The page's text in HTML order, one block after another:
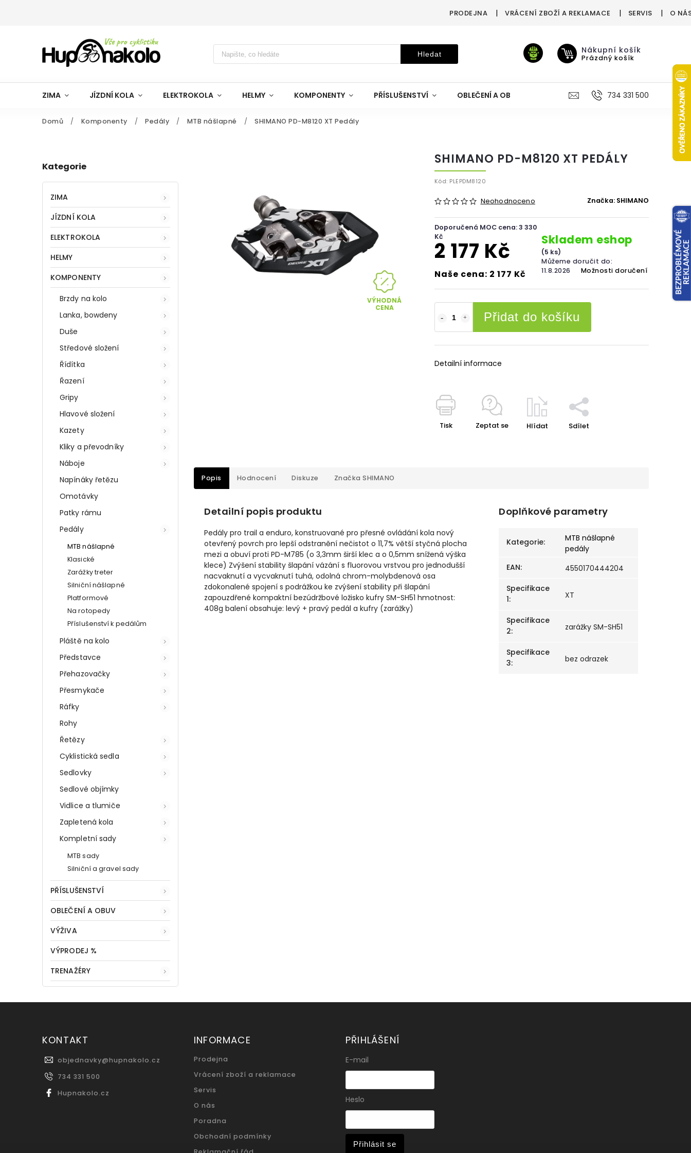
PRODEJNA VRÁCENÍ ZBOŽÍ A REKLAMACE SERVIS O
Hledat Nákupní košík
Prázdný košík
ZIMA JÍZDNÍ KOLA ELEKTROKOLA HELMY KOMPONENTY PŘÍSLUŠENSTVÍ OBLEČENÍ A OBUV VÝŽIVA VÝPRODEJ %
734 331 500
Domů / Komponenty / Pedály / MTB nášlapné / SHIMANO PD-M8120 XT Pedály
Kategorie
ZIMA
JÍZDNÍ KOLA
ELEKTROKOLA
HELMY
KOMPONENTY
Brzdy na kolo
Lanka, bowdeny
Duše
Středové složení
Řídítka
Řazení
Gripy
Hlavové složení
Kazety
Kliky a převodníky
Náboje
Napínáky řetězu
Omotávky
Patky rámu
Pedály
MTB nášlapné
Klasické
Zarážky treter
Silniční nášlapné
Platformové
Na rotopedy
Příslušenství k pedálům
Pláště na kolo
Představce
Přehazovačky
Přesmykače
Ráfky
Rohy
Řetězy
Cyklistická sedla
Sedlovky
Sedlové objímky
Vidlice a tlumiče
Zapletená kola
Kompletní sady
MTB sady
Silniční a gravel sady
PŘÍSLUŠENSTVÍ
OBLEČENÍ A OBUV
VÝŽIVA
VÝPRODEJ %
TRENAŽÉRY
VÝHODNÁ
CENA
SHIMANO PD-M8120 XT PEDÁLY
Kód: PLEPDM8120
Neohodnoceno Značka: SHIMANO
Doporučená MOC cena: 3 330
Kč
2 177 Kč
Naše cena: 2 177 Kč
Skladem eshop
(5 ks)
Můžeme doručit do:
11.8.2026
Možnosti doručení
Přidat do košíku
Detailní informace
Tisk Zeptat se Hlídat Sdílet
Popis Hodnocení Diskuze Značka SHIMANO
Detailní popis produktu
Pedály pro trail a enduro, konstruované pro přesné ovládání kola nový
otevřený povrch pro lepší odstranění nečistot o 11,7% větší styčná plocha
mezi a obuví proti PD-M785 (o 3,3mm širší klec a o 0,5mm snížená výška
klece) Zvýšení stability šlapání vázání s fluorovou vrstvou pro jednodušší
nacvaknutí a vycvaknutí tuhá, odolná chrom-molybdenová osa
zdokonalené spojení s podrážkou ke zvýšení stability při šlapání
zapouzdřené kompaktní bezúdržbové ložisko kufry SM-SH51 hmotnost:
408g balení obsahuje: levý + pravý pedál a kufry (zarážky)
Doplňkové parametry
Kategorie:
MTB nášlapné
pedály
EAN:
4550170444204
Specifikace
1: XT
Specifikace
2: zarážky SM-SH51
Specifikace
3: bez odrazek
KONTAKT
objednavky@hupnakolo.cz
734 331 500
Hupnakolo.cz
INFORMACE
Prodejna
Vrácení zboží a reklamace
Servis
O nás
Poradna
Obchodní podmínky
PŘIHLÁŠENÍ
E-mail
Heslo
Přihlásit se